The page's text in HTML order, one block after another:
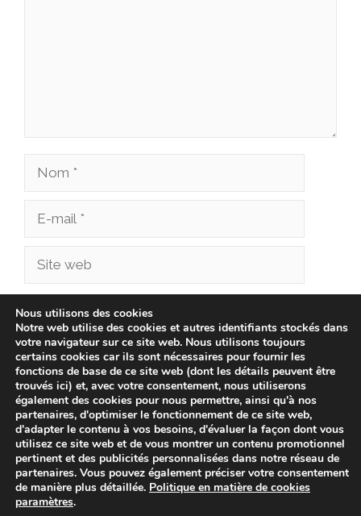
Nom
Site
Enregistrer mon nom, mon e-mail et mon site
dans le navigateur pour mon prochain
commentaire.
© 2026 cliniqueveterinairechampionnet.fr -
Nous utilisons des cookies
Notre web utilise des cookies et autres identifiants stockés dans
votre navigateur sur ce site web. Nous utilisons toujours
certains cookies car ils sont nécessaires pour fournir les
fonctions de base de ce site web (dont les détails peuvent être
trouvés ici) et, avec votre consentement, nous utiliserons
également des cookies pour nous permettre, ainsi qu'à nos
partenaires, d'optimiser le fonctionnement de ce site web,
d'adapter le contenu à vos besoins, d'évaluer la façon dont vous
utilisez ce site web et de vous montrer un contenu promotionnel
pertinent et des publicités personnalisées dans notre réseau de
partenaires. Vous pouvez également préciser votre consentement
de manière plus détaillée. Politique en matière de cookies
paramètres.